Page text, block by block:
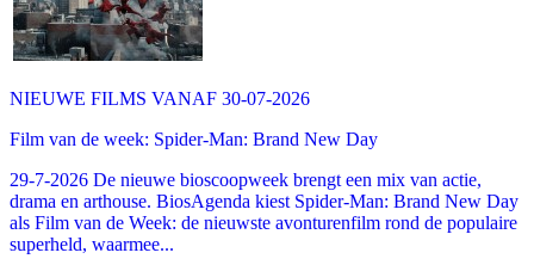
NIEUWE FILMS VANAF 30-07-2026
Film van de week: Spider-Man: Brand New Day
29-7-2026 De nieuwe bioscoopweek brengt een mix van actie,
drama en arthouse. BiosAgenda kiest Spider-Man: Brand New Day
als Film van de Week: de nieuwste avonturenfilm rond de populaire
superheld, waarmee...